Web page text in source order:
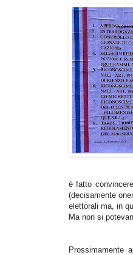
è fatto
(decisamente
elettorali ma, in
Ma non si
Prossimamente